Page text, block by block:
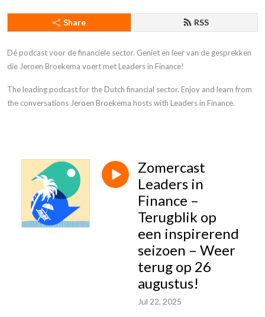
Share RSS
Dé podcast voor de financiële sector. Geniet en leer van de gesprekken
die Jeroen Broekema voert met Leaders in Finance!
The leading podcast for the Dutch financial sector. Enjoy and learn from
the conversations Jeroen Broekema hosts with Leaders in Finance.
Zomercast
Leaders in
Finance –
Terugblik op
een inspirerend
seizoen – Weer
terug op 26
augustus!
Jul 22, 2025